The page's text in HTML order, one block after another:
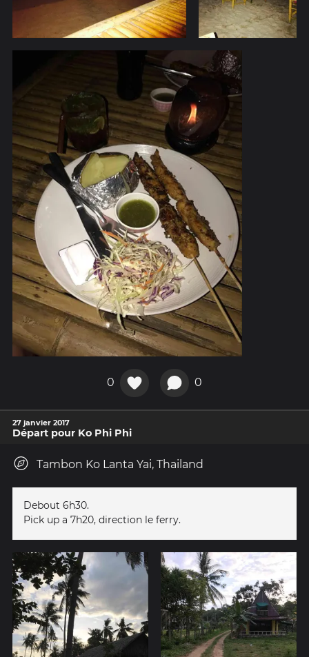
0 0
27 janvier 2017
Départ pour Ko Phi Phi
Tambon Ko Lanta Yai, Thailand
Debout 6h30.
Pick up a 7h20, direction le ferry.